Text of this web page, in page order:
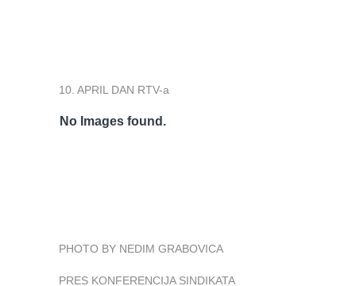
10. APRIL DAN RTV-a
No Images found.
PHOTO BY NEDIM GRABOVICA
PRES KONFERENCIJA SINDIKATA